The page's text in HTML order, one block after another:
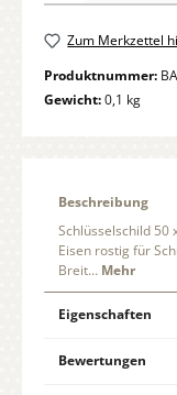
Zum Merkzettel
Produktnummer:
Gewicht:0,1 kg
Beschreibung
Schlüsselschild 50
Eisen rostig für
Breit… Mehr
Eigenschaften
Bewertungen